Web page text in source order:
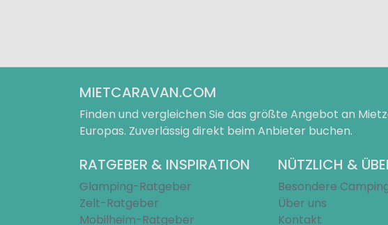
MIETCARAVAN.COM
Finden und vergleichen Sie das größte Angebot an
Europas. Zuverlässig direkt beim Anbieter buchen.
RATGEBER & INSPIRATION
Glamping-Ratgeber
Zelt-Ratgeber
Mobilheim-Ratgeber
NÜTZLICH &
Besondere
Über uns
Kontakt